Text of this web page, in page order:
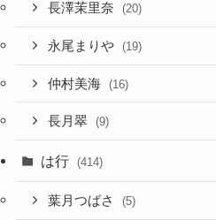
長澤茉里奈 (20)
永尾まりや (19)
仲村美海 (16)
長月翠 (9)
は行 (414)
葉月つばさ (5)